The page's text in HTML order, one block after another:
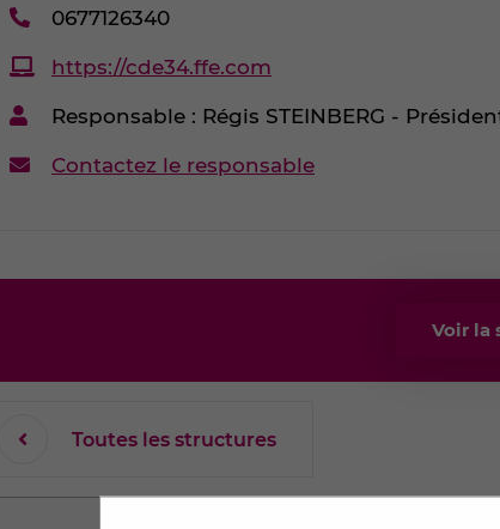
Téléphone
0677126340
Site
:
https://cde34.ffe.com
Responsable : Régis STEINBERG -
Contactez le responsable
Voir la
Toutes les structures